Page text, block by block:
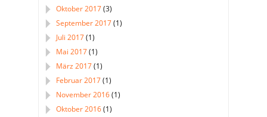
Oktober 2017(3)
September 2017(1)
Juli 2017(1)
Mai 2017(1)
März 2017(1)
Februar 2017(1)
November 2016(1)
Oktober 2016(1)